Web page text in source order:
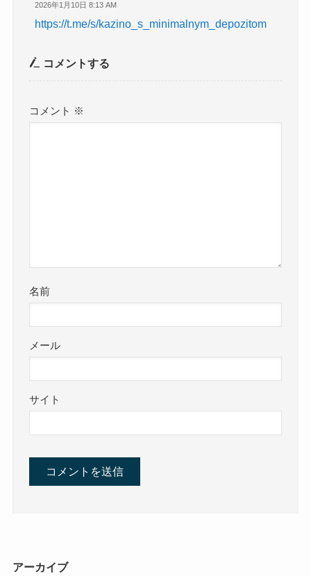
2026年1月10日 8:13 AM
https://t.me/s/kazino_s_minimalnym_depozitom
コメントする
コメント ※
名前
メール
サイト
アーカイブ